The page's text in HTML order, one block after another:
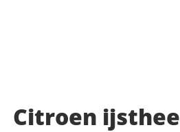
Citroen ijsthee